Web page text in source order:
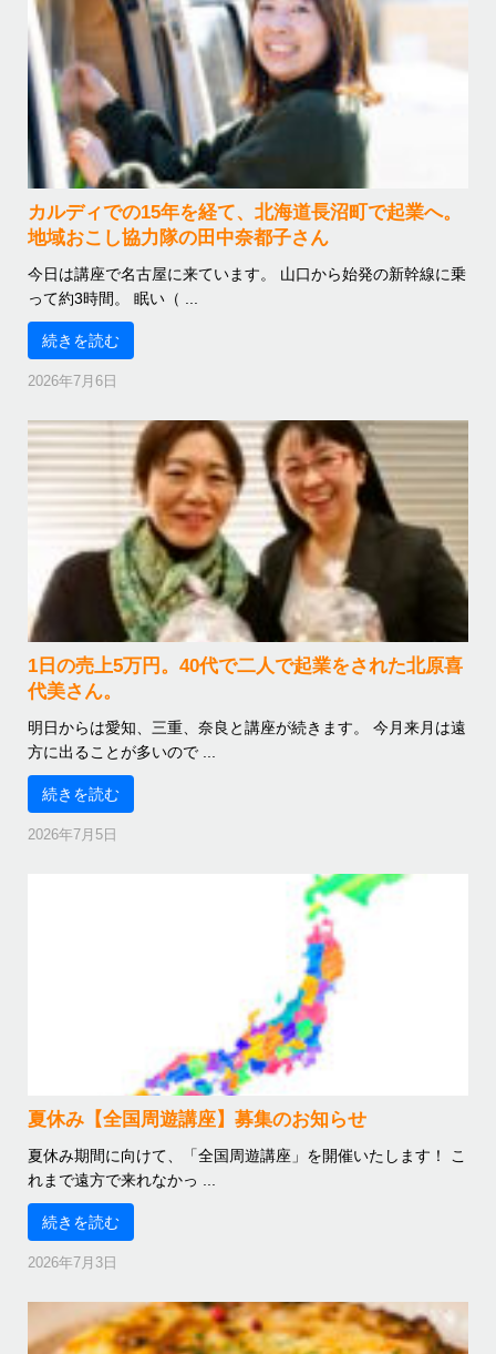
カルディでの15年を経て、北海道長沼町で起業へ。
地域おこし協力隊の田中奈都子さん
今日は講座で名古屋に来ています。 山口から始発の新幹線に乗
って約3時間。 眠い（ ...
続きを読む
2026年7月6日
1日の売上5万円。40代で二人で起業をされた北原喜
代美さん。
明日からは愛知、三重、奈良と講座が続きます。 今月来月は遠
方に出ることが多いので ...
続きを読む
2026年7月5日
夏休み【全国周遊講座】募集のお知らせ
夏休み期間に向けて、「全国周遊講座」を開催いたします！ こ
れまで遠方で来れなかっ ...
続きを読む
2026年7月3日